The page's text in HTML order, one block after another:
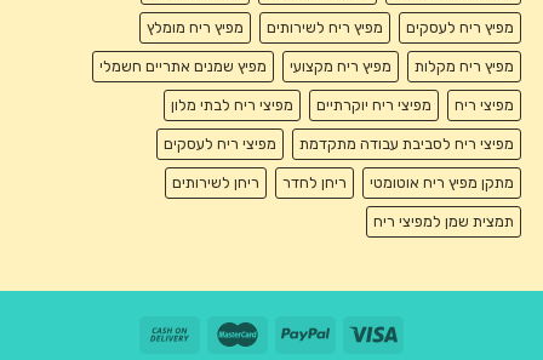
מפיץ ריח לעסקים מפיץ ריח לשירותים מפיץ ריח מומלץ
מפיץ ריח מקלות מפיץ ריח מקצועי מפיץ שמנים אתריים חשמלי
מפיצי ריח מפיצי ריח יוקרתיים מפיצי ריח לבתי מלון
מפיצי ריח לסביבת עבודה מתקדמת מפיצי ריח לעסקים
מתקן מפיץ ריח אוטומטי ריחן לחדר ריחן לשירותים
תמצית שמן למפיצי ריח